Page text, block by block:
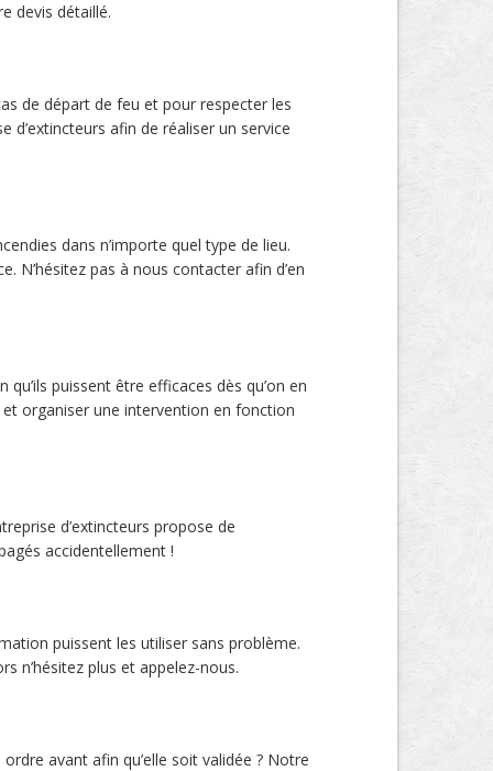
devis détaillé.
de départ de feu et pour respecter les
afin de réaliser un service
dans n’importe quel type de lieu.
N’hésitez pas à nous contacter afin d’en
puissent être efficaces dès qu’on en
et organiser une intervention en fonction
d’extincteurs propose de
accidentellement !
puissent les utiliser sans problème.
n’hésitez plus et appelez-nous.
avant afin qu’elle soit validée ? Notre